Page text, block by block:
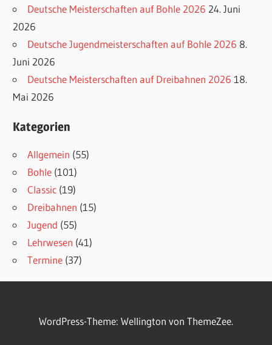
Deutsche Meisterschaften auf Bohle 2026 24. Juni
2026
Deutsche Jugendmeisterschaften auf Bohle 2026 8.
Juni 2026
Deutsche Meisterschaften auf Dreibahnen 2026 18.
Mai 2026
Kategorien
Allgemein (55)
Bohle (101)
Classic (19)
Dreibahnen (15)
Jugend (55)
Lehrwesen (41)
Termine (37)
WordPress-Theme: Wellington von ThemeZee.